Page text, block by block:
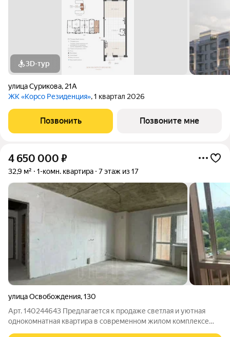
3D-тур
улица Сурикова, 21А
ЖК «Корсо Резиденция», 1 квартал 2026
Позвонить Позвоните мне
4 650 000 ₽
32,9 м² 1-комн. квартира 7 этаж из 17
улица Освобождения,130
Арт. 140244643 Предлагается к продаже светлая и уютная
однокомнатная квартира в современном жилом комплексе